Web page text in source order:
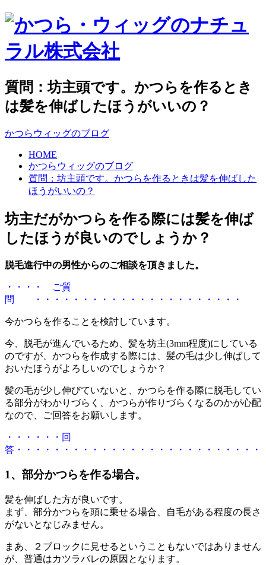
質問：坊主頭です。かつらを作るとき
は髪を伸ばしたほうがいいの？
かつらウィッグのブログ
HOME
かつらウィッグのブログ
質問：坊主頭です。かつらを作るときは髪を伸ばした
ほうがいいの？
坊主だがかつらを作る際には髪を伸ば
したほうが良いのでしょうか？
脱毛進行中の男性からのご相談を頂きました。
・・・・ ご質
問 ・・・・・・・・・・・・・・・・・・・・・・
今かつらを作ることを検討しています。
今、脱毛が進んでいるため、髪を坊主(3mm程度)にしている
のですが、かつらを作成する際には、髪の毛は少し伸ばして
おいたほうがよろしいのでしょうか？
髪の毛が少し伸びていないと、かつらを作る際に脱毛してい
る部分がわかりづらく、かつらが作りづらくなるのかが心配
なので、ご回答をお願いします。
・・・・・・回
答・・・・・・・・・・・・・・・・・・・・・・・・・・
1、部分かつらを作る場合。
髪を伸ばした方が良いです。
まず、部分かつらを頭に乗せる場合、自毛がある程度の長さ
がないとなじみません。
まあ、２ブロックに見せるということもないではありません
が、普通はカツラバレの原因となります。